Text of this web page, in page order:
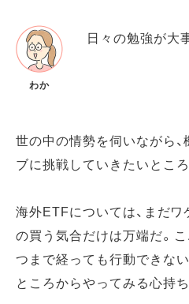
わか
日々の勉強が大
世の中の情勢を伺いながら
ブに挑戦していきたいところ
海外ETFについては、まだ
の買う気合だけは万端だ。
つまで経っても行動できな
ところからやってみる心持ち